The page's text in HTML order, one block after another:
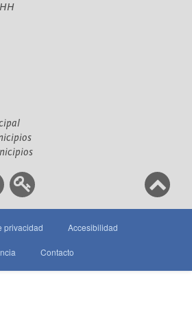
privacidad Accesibilidad
Contacto